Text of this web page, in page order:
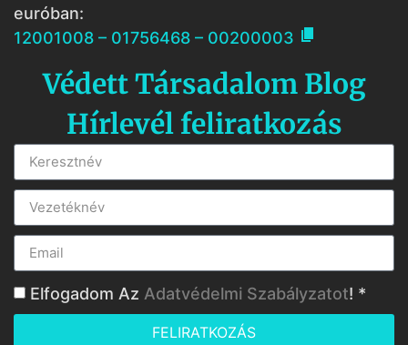
euróban:
12001008 – 01756468 – 00200003 
Védett Társadalom Blog
Hírlevél feliratkozás
Elfogadom Az Adatvédelmi Szabályzatot! *
FELIRATKOZÁS